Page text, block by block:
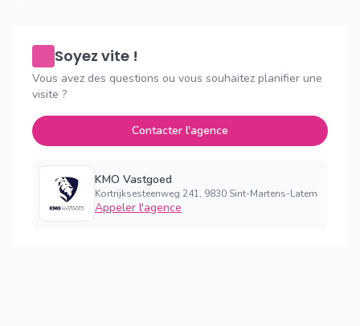
Soyez vite !
Vous avez des questions ou vous souhaitez planifier une
visite ?
Contacter l'agence
KMO Vastgoed
Kortrijksesteenweg 241, 9830 Sint-Martens-Latem
Appeler l'agence